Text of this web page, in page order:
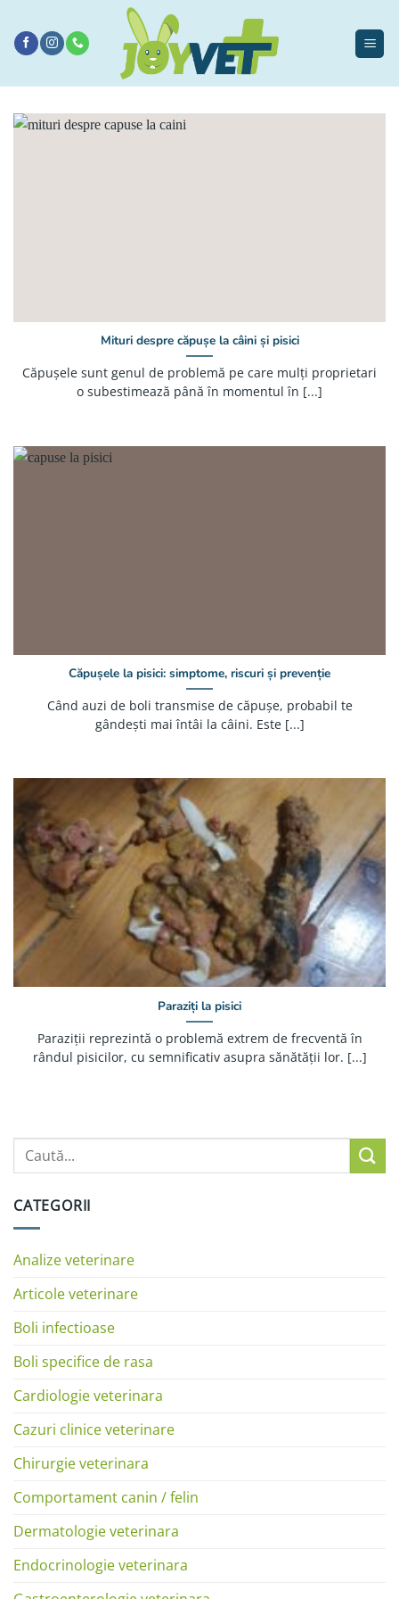
conținut
CATEGORII
Analize veterinare
Articole veterinare
Boli infectioase
Boli specifice de rasa
Cardiologie veterinara
Cazuri clinice veterinare
Chirurgie veterinara
Comportament canin / felin
Dermatologie veterinara
Endocrinologie veterinara
Mituri despre căpușe la câini și pisici
Căpușele sunt genul de problemă pe care mulți proprietari
o subestimează până în momentul în [...]
Căpușele la pisici: simptome, riscuri și prevenție
Când auzi de boli transmise de căpușe, probabil te
gândești mai întâi la câini. Este [...]
Paraziți la pisici
Paraziții reprezintă o problemă extrem de frecventă în
rândul pisicilor, cu semnificativ asupra sănătății lor. [...]